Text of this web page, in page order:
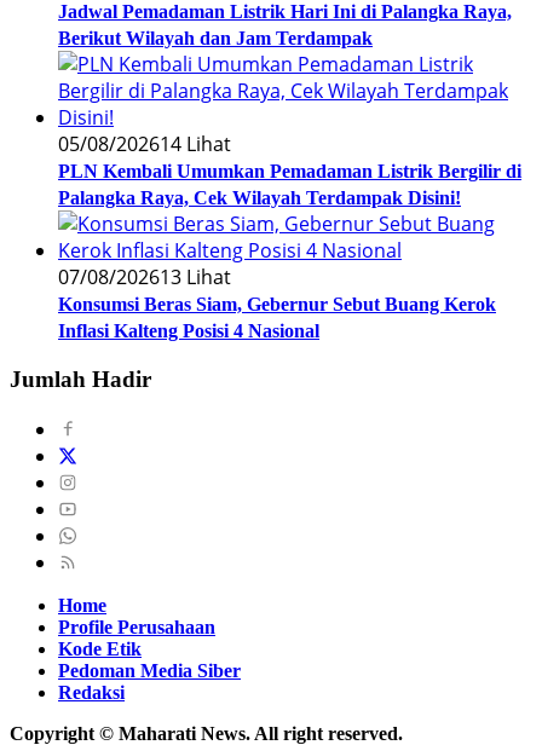
Jadwal Pemadaman Listrik Hari Ini di Palangka Raya,
Berikut Wilayah dan Jam Terdampak
05/08/202614 Lihat
PLN Kembali Umumkan Pemadaman Listrik Bergilir di
Palangka Raya, Cek Wilayah Terdampak Disini!
07/08/202613 Lihat
Konsumsi Beras Siam, Gebernur Sebut Buang Kerok
Inflasi Kalteng Posisi 4 Nasional
Jumlah Hadir
Home
Profile Perusahaan
Kode Etik
Pedoman Media Siber
Redaksi
Copyright © Maharati News. All right reserved.